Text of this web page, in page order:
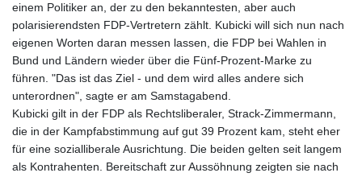
einem Politiker an, der zu den bekanntesten, aber auch
polarisierendsten FDP-Vertretern zählt. Kubicki will sich nun nach
eigenen Worten daran messen lassen, die FDP bei Wahlen in
Bund und Ländern wieder über die Fünf-Prozent-Marke zu
führen. "Das ist das Ziel - und dem wird alles andere sich
unterordnen", sagte er am Samstagabend.
Kubicki gilt in der FDP als Rechtsliberaler, Strack-Zimmermann,
die in der Kampfabstimmung auf gut 39 Prozent kam, steht eher
für eine sozialliberale Ausrichtung. Die beiden gelten seit langem
als Kontrahenten. Bereitschaft zur Aussöhnung zeigten sie nach